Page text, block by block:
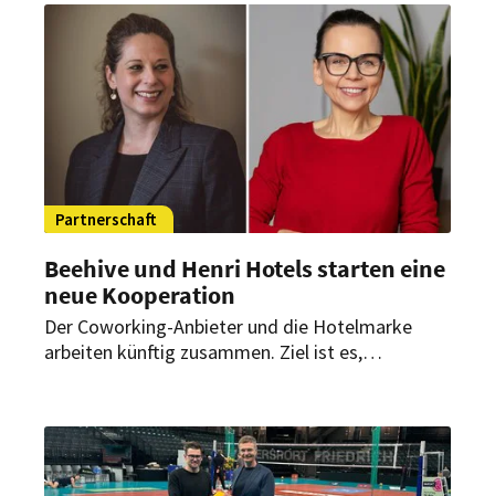
Zielgruppen, Märkte und Marktanteile in
Deutschland und perspektivisch auch in Europa
zu erschließen.
Partnerschaft
Beehive und Henri Hotels starten eine
neue Kooperation
Der Coworking-Anbieter und die Hotelmarke
arbeiten künftig zusammen. Ziel ist es,
bieten.